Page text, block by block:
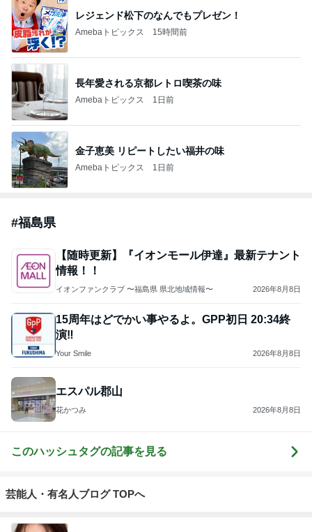
レジェンド松下のなんでもプレゼン！
Amebaトピックス 15時間前
長年愛される京都レトロ喫茶の味
Amebaトピックス 1日前
金子恵美 リピートしたい福井の味
Amebaトピックス 1日前
#福島県
【随時更新】『イオンモール伊達』最新テナント
情報！！
イオンファンクラブ 〜福島県 県北地域情報〜 2026年8月8日
15周年はどでかい事やるよ。GPP初日 20:34終
演‼️
Your Smile️‍ 2026年8月8日
エスパル郡山
花かつみ 2026年8月8日
このハッシュタグの記事を見る
芸能人・有名人ブログ TOPへ